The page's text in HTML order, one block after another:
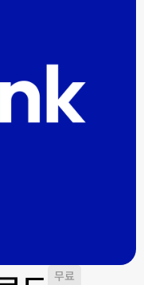
무료